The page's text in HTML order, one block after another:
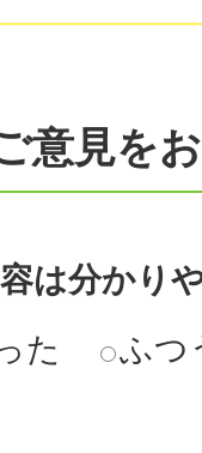
意見を
は分かり
た
ふつ